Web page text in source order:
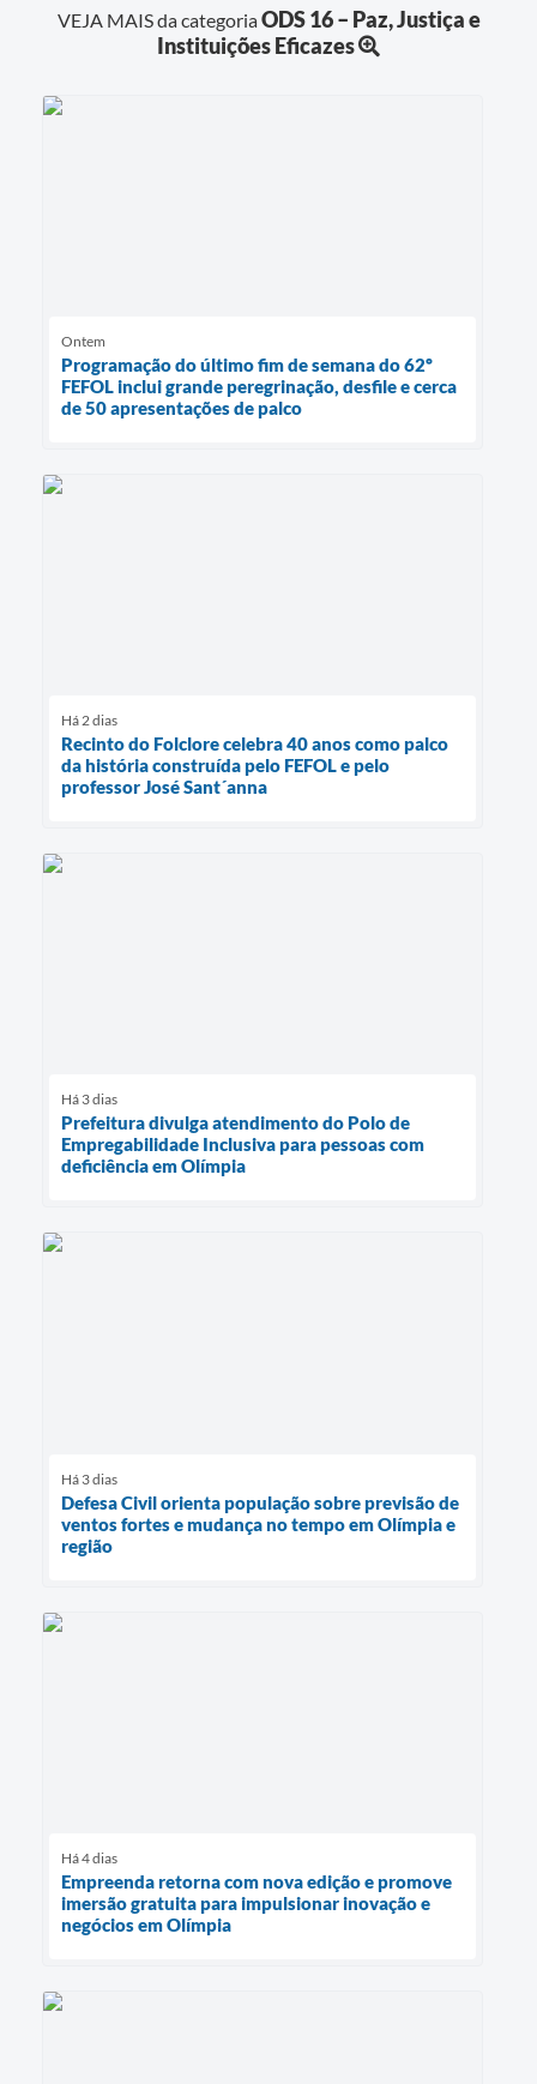
VEJA MAIS da categoriaODS 16 – Paz, Justiça e
Instituições Eficazes
Ontem
Programação do último fim de semana do 62º
FEFOL inclui grande peregrinação, desfile e cerca
de 50 apresentações de palco
Há 2 dias
Recinto do Folclore celebra 40 anos como palco
da história construída pelo FEFOL e pelo
professor José Sant´anna
Há 3 dias
Prefeitura divulga atendimento do Polo de
Empregabilidade Inclusiva para pessoas com
deficiência em Olímpia
Há 3 dias
Defesa Civil orienta população sobre previsão de
ventos fortes e mudança no tempo em Olímpia e
região
Há 4 dias
Empreenda retorna com nova edição e promove
imersão gratuita para impulsionar inovação e
negócios em Olímpia